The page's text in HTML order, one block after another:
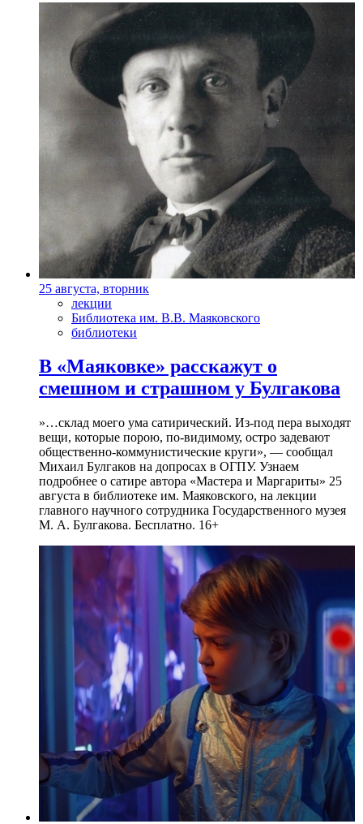
25 августа, вторник
лекции
Библиотека им. В.В. Маяковского
библиотеки
В «Маяковке» расскажут о
смешном и страшном у Булгакова
»…склад моего ума сатирический. Из-под пера выходят
вещи, которые порою, по-видимому, остро задевают
общественно-коммунистические круги», — сообщал
Михаил Булгаков на допросах в ОГПУ. Узнаем
подробнее о сатире автора «Мастера и Маргариты» 25
августа в библиотеке им. Маяковского, на лекции
главного научного сотрудника Государственного музея
М. А. Булгакова. Бесплатно. 16+